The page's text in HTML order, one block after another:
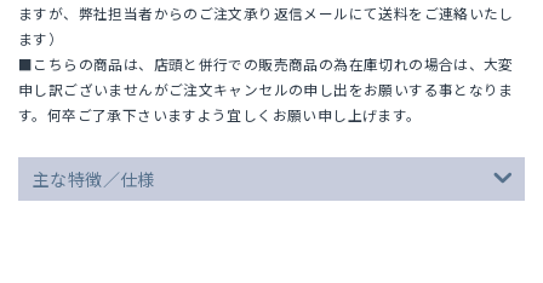
ますが、弊社担当者からのご注文承り返信メールにて送料をご連絡いたし
ます）
■こちらの商品は、店頭と併行での販売商品の為在庫切れの場合は、大変
申し訳ございませんがご注文キャンセルの申し出をお願いする事となりま
す。何卒ご了承下さいますよう宜しくお願い申し上げます。
主な特徴／仕様